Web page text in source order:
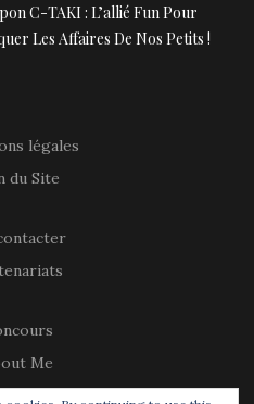
C-TAKI : L’allié Fun Pour
Les Affaires De Nos Petits !
légales
du Site
Me